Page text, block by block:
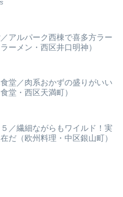
アルパーク西棟で喜多方ラー
ーメン・西区井口明神）
堂／肉系おかずの盛りがいい
堂・西区天満町）
／繊細ながらもワイルド！実
だ（欧州料理・中区銀山町）